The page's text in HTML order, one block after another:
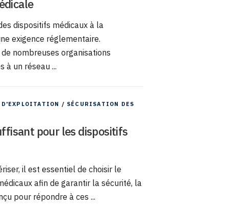
dispositifs médicaux à la
exigence réglementaire.
nombreuses organisations
à un réseau ...
D'EXPLOITATION / SÉCURISATION DES
pour les dispositifs
il est essentiel de choisir le
afin de garantir la sécurité, la
pour répondre à ces ...